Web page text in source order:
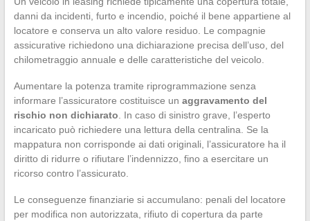
danni da incidenti, furto e incendio, poiché il bene appartiene al
locatore e conserva un alto valore residuo. Le compagnie
assicurative richiedono una dichiarazione precisa dell’uso, del
chilometraggio annuale e delle caratteristiche del veicolo.
Aumentare la potenza tramite riprogrammazione senza
informare l’assicuratore costituisce un aggravamento del
rischio non dichiarato . In caso di sinistro grave, l’esperto
incaricato può richiedere una lettura della centralina. Se la
mappatura non corrisponde ai dati originali, l’assicuratore ha il
diritto di ridurre o rifiutare l’indennizzo, fino a esercitare un
ricorso contro l’assicurato.
Le conseguenze finanziarie si accumulano: penali del locatore
per modifica non autorizzata, rifiuto di copertura da parte